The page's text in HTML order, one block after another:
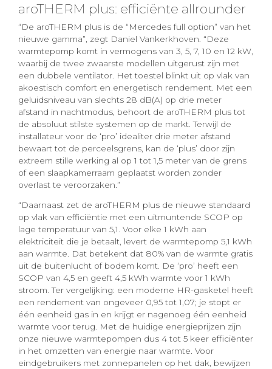
aroTHERM plus: efficiënte allrounder
“De aroTHERM plus is de “Mercedes full option” van het
nieuwe gamma”, zegt Daniel Vankerkhoven. “Deze
warmtepomp komt in vermogens van 3, 5, 7, 10 en 12 kW,
waarbij de twee zwaarste modellen uitgerust zijn met
een dubbele ventilator. Het toestel blinkt uit op vlak van
akoestisch comfort en energetisch rendement. Met een
geluidsniveau van slechts 28 dB(A) op drie meter
afstand in nachtmodus, behoort de aroTHERM plus tot
de absoluut stilste systemen op de markt. Terwijl de
installateur voor de ‘pro’ idealiter drie meter afstand
bewaart tot de perceelsgrens, kan de ‘plus’ door zijn
extreem stille werking al op 1 tot 1,5 meter van de grens
of een slaapkamerraam geplaatst worden zonder
overlast te veroorzaken.”
“Daarnaast zet de aroTHERM plus de nieuwe standaard
op vlak van efficiëntie met een uitmuntende SCOP op
lage temperatuur van 5,1. Voor elke 1 kWh aan
elektriciteit die je betaalt, levert de warmtepomp 5,1 kWh
aan warmte. Dat betekent dat 80% van de warmte gratis
uit de buitenlucht of bodem komt. De ‘pro’ heeft een
SCOP van 4,5 en geeft 4,5 kWh warmte voor 1 kWh
stroom. Ter vergelijking: een moderne HR-gasketel heeft
een rendement van ongeveer 0,95 tot 1,07; je stopt er
één eenheid gas in en krijgt er nagenoeg één eenheid
warmte voor terug. Met de huidige energieprijzen zijn
onze nieuwe warmtepompen dus 4 tot 5 keer efficiënter
in het omzetten van energie naar warmte. Voor
eindgebruikers met zonnepanelen op het dak, bewijzen